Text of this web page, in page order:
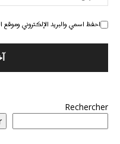
احفظ اسمي والبريد الإلكتروني وموقع
Rechercher